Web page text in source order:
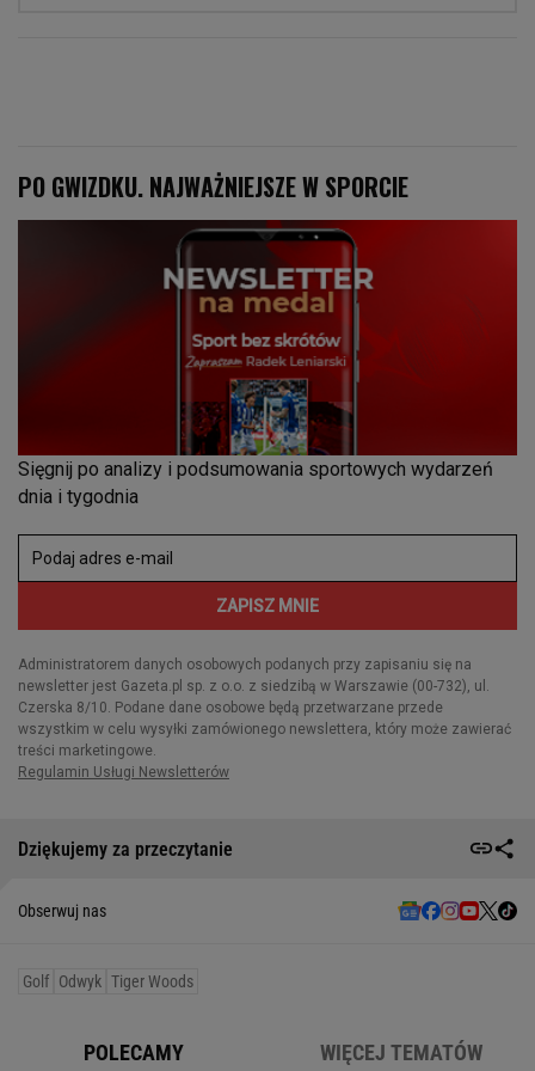
Dziękujemy za przeczytanie
Obserwuj nas
Golf Odwyk Tiger Woods
POLECAMY WIĘCEJ TEMATÓW